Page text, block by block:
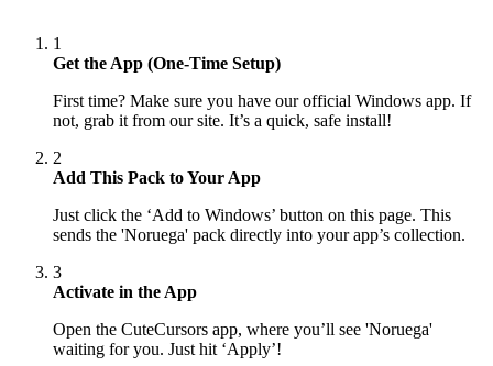
1
Get the App (One-Time Setup)
First time? Make sure you have our official Windows app. If
not, grab it from our site. It’s a quick, safe install!
2
Add This Pack to Your App
Just click the ‘Add to Windows’ button on this page. This
sends the 'Noruega' pack directly into your app’s collection.
3
Activate in the App
Open the CuteCursors app, where you’ll see 'Noruega'
waiting for you. Just hit ‘Apply’!